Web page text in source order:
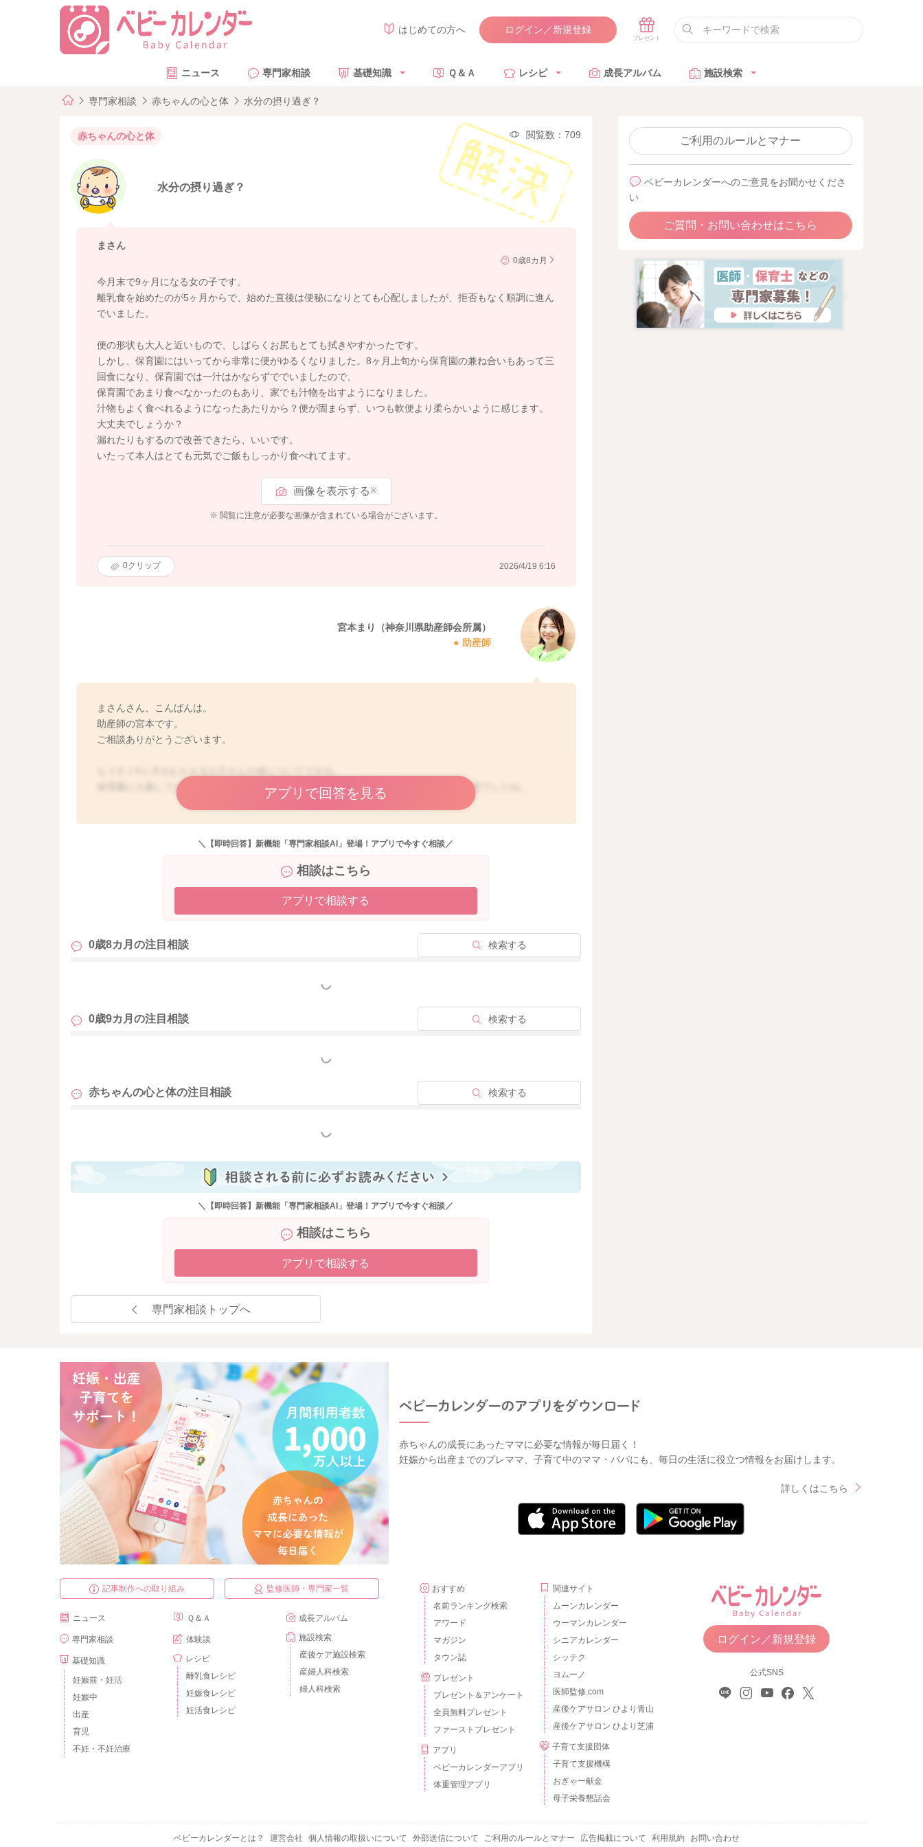
はじめての方へ ログイン／新規登録
ニュース 専門家相談 基礎知識 Ｑ＆Ａ レシピ 成長アルバム 施設検索
専門家相談 赤ちゃんの心と体 水分の摂り過ぎ？
赤ちゃんの心と体 閲覧数：709
水分の摂り過ぎ？
まさん
0歳8カ月
今月末で9ヶ月になる女の子です。
離乳食を始めたのが5ヶ月からで、始めた直後は便秘になりとても心配しましたが、拒否もなく順調に進ん
でいました。
便の形状も大人と近いもので、しばらくお尻もとても拭きやすかったです。
しかし、保育園にはいってから非常に便がゆるくなりました。8ヶ月上旬から保育園の兼ね合いもあって三
回食になり、保育園では一汁はかならずででいましたので、
保育園であまり食べなかったのもあり、家でも汁物を出すようになりました。
汁物もよく食べれるようになったあたりから？便が固まらず、いつも軟便より柔らかいように感じます。
大丈夫でしょうか？
漏れたりもするので改善できたら、いいです。
いたって本人はとても元気でご飯もしっかり食べれてます。
画像を表示する※
※ 閲覧に注意が必要な画像が含まれている場合がございます。
0クリップ 2026/4/19 6:16
宮本まり（神奈川県助産師会所属）
助産師
まさんさん、こんばんは。
助産師の宮本です。
ご相談ありがとうございます。
保育園に入園してから、大人と近い形状だった便が非常にゆるくなったのですね。ご心配でしたね。
が、お答えすることができかねます。申し訳ありません。
ベビーカレンダー事務局からも、以下のような連絡を受けておりますので、下記をお読みいただき、ご理
【病気の診断や薬についてのご相談／専門家の資格の範疇外のご相談に関して】
いつもベビーカレンダーの専門家相談コーナーをご利用くださり、ありがとうございます。
ては、回答をいたしかねます。恐れ入りますが、かかりつけの医師など、専門の方にお問い合わせいただ
これからもベビーカレンダーの専門家相談コーナーをよろしくお願いいたします。
はっきりしたことはわかりかねますが、もしかすると3回食になったことで胃腸に負荷がかかって便がゆる
くなっていることや、汁物をよく食べるようになったことで今までの食事の形態と変わったため便の性状
ずは便の性状を小児科でみてもらうことが安心かと思います。
便に比べて)ので、そのあたりも含めてかかりつけの小児科での相談をご検討いただければと思います。
よろしくお願いいたします。
アプリで回答を見る
＼【即時回答】新機能「専門家相談AI」登場！アプリで今すぐ相談／
相談はこちら
アプリで相談する
0歳8カ月の注目相談 検索する
もっと見る
0歳9カ月の注目相談 検索する
もっと見る
赤ちゃんの心と体の注目相談 検索する
もっと見る
＼【即時回答】新機能「専門家相談AI」登場！アプリで今すぐ相談／
相談はこちら
アプリで相談する
専門家相談トップへ
ご利用のルールとマナー
ベビーカレンダーへのご意見をお聞かせくださ
い
ご質問・お問い合わせはこちら
赤ちゃんの成長にあったママに必要な情報が毎日届く！
妊娠から出産までのプレママ、子育て中のママ・パパにも、毎日の生活に役立つ情報をお届けします。
詳しくはこちら
記事制作への取り組み 監修医師・専門家一覧
ニュース
専門家相談
基礎知識
妊娠前・妊活
妊娠中
出産
育児
不妊・不妊治療
Ｑ＆Ａ
体験談
レシピ
離乳食レシピ
妊娠食レシピ
妊活食レシピ
成長アルバム
施設検索
産後ケア施設検索
産婦人科検索
婦人科検索
おすすめ
名前ランキング検索
アワード
マガジン
タウン誌
プレゼント
プレゼント＆アンケート
全員無料プレゼント
ファーストプレゼント
アプリ
ベビーカレンダーアプリ
体重管理アプリ
関連サイト
ムーンカレンダー
ウーマンカレンダー
シニアカレンダー
シッテク
ヨムーノ
医師監修.com
産後ケアサロン ひより青山
産後ケアサロン ひより芝浦
子育て支援団体
子育て支援機構
おぎゃー献金
母子栄養懇話会
ログイン／新規登録
公式SNS
ベビーカレンダーとは？ 運営会社 個人情報の取扱いについて 外部送信について ご利用のルールとマナー 広告掲載について 利用規約 お問い合わせ